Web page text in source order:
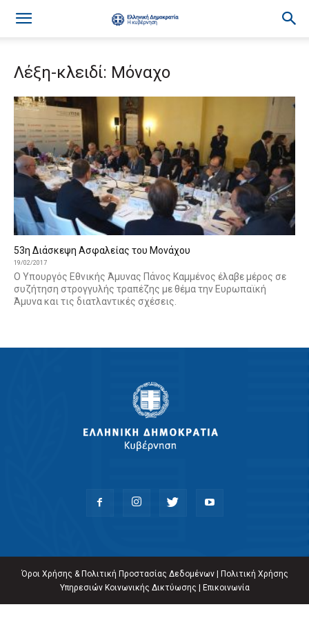
Λέξη-κλειδί: Μόναχο
53η Διάσκεψη Ασφαλείας του Μονάχου
19/02/2017
Ο Υπουργός Εθνικής Άμυνας Πάνος Καμμένος έλαβε μέρος σε
συζήτηση στρογγυλής τραπέζης με θέμα την Ευρωπαϊκή
Άμυνα και τις διατλαντικές σχέσεις.
Όροι Χρήσης & Πολιτική Προστασίας Δεδομένων| Πολιτική Χρήσης
Υπηρεσιών Κοινωνικής Δικτύωσης | Επικοινωνία